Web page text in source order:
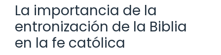
La importancia de la
entronización de la Biblia
en la fe católica